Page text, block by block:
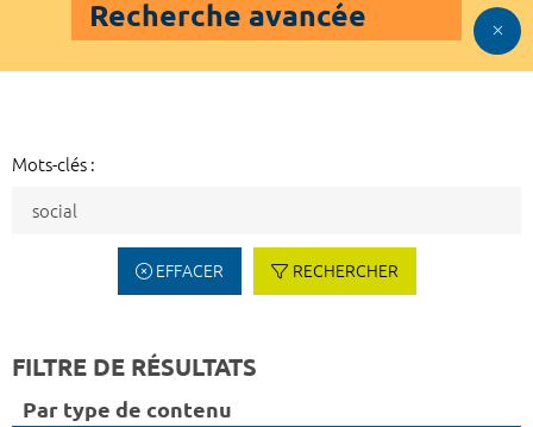
Recherche avancée
Mots-clés :
EFFACER RECHERCHER
FILTRE DE RÉSULTATS
Par type de contenu